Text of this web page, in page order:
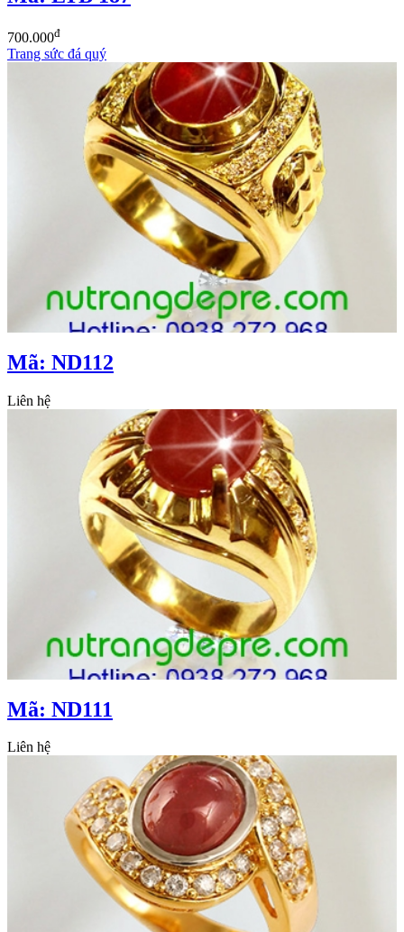
700.000đ
Trang sức đá quý
Mã: ND112
Liên hệ
Mã: ND111
Liên hệ